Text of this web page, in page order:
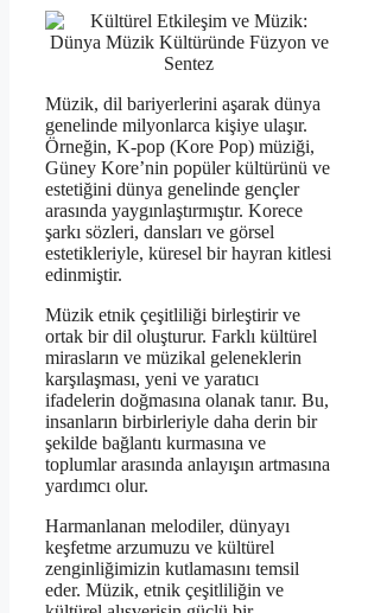
Müzik, dil bariyerlerini aşarak dünya
genelinde milyonlarca kişiye ulaşır.
Örneğin, K-pop (Kore Pop) müziği,
Güney Kore’nin popüler kültürünü ve
estetiğini dünya genelinde gençler
arasında yaygınlaştırmıştır. Korece
şarkı sözleri, dansları ve görsel
estetikleriyle, küresel bir hayran kitlesi
edinmiştir.
Müzik etnik çeşitliliği birleştirir ve
ortak bir dil oluşturur. Farklı kültürel
mirasların ve müzikal geleneklerin
karşılaşması, yeni ve yaratıcı
ifadelerin doğmasına olanak tanır. Bu,
insanların birbirleriyle daha derin bir
şekilde bağlantı kurmasına ve
toplumlar arasında anlayışın artmasına
yardımcı olur.
Harmanlanan melodiler, dünyayı
keşfetme arzumuzu ve kültürel
zenginliğimizin kutlamasını temsil
eder. Müzik, etnik çeşitliliğin ve